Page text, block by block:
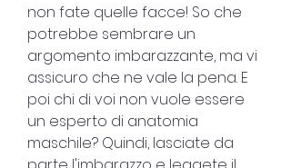
non fate quelle facce! So che
potrebbe sembrare un
argomento imbarazzante, ma vi
assicuro che ne vale la pena. E
poi chi di voi non vuole essere
un esperto di anatomia
maschile? Quindi, lasciate da